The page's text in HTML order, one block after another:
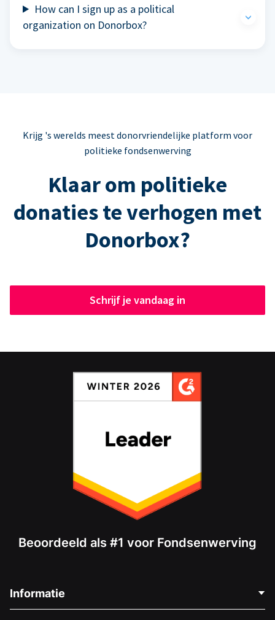
How can I sign up as a political
organization on Donorbox?
Krijg 's werelds meest donorvriendelijke platform voor
politieke fondsenwerving
Klaar om politieke
donaties te verhogen met
Donorbox?
Schrijf je vandaag in
Beoordeeld als #1 voor Fondsenwerving
Informatie